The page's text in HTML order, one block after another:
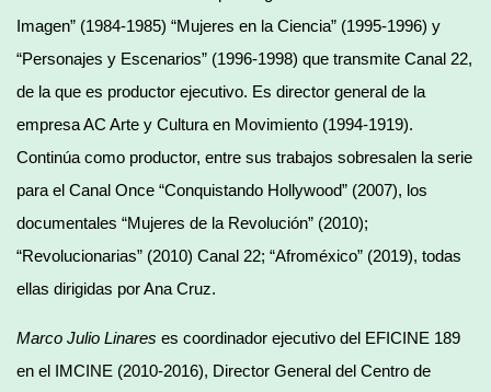
Imagen” (1984-1985) “Mujeres en la Ciencia” (1995-1996) y
“Personajes y Escenarios” (1996-1998) que transmite Canal 22,
de la que es productor ejecutivo. Es director general de la
empresa AC Arte y Cultura en Movimiento (1994-1919).
Continúa como productor, entre sus trabajos sobresalen la serie
para el Canal Once “Conquistando Hollywood” (2007), los
documentales “Mujeres de la Revolución” (2010);
“Revolucionarias” (2010) Canal 22; “Afroméxico” (2019), todas
ellas dirigidas por Ana Cruz.
Marco Julio Linares es coordinador ejecutivo del EFICINE 189
en el IMCINE (2010-2016), Director General del Centro de